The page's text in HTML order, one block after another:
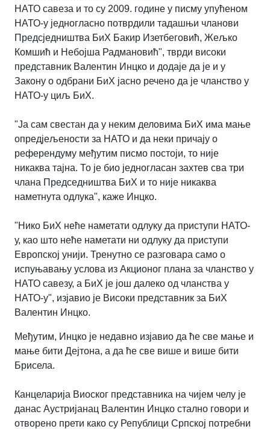
НАТО савеза и то су 2009. године у писму упућеном
НАТО-у једногласно потврдили тадашњи чланови
Предсједништва БиХ Бакир Изетбеговић, Жељко
Комшић и Небојша Радмановић", тврди високи
представник Валентин Инцко и додаје да је и у
Закону о одбрани БиХ јасно речено да је чланство у
НАТО-у циљ БиХ.
"Ја сам свестан да у неким деловима БиХ има мање
опредјељености за НАТО и да неки причају о
референдуму међутим писмо постоји, то није
никаква тајна. То је био једногласан захтев сва три
члана Председништва БиХ и то није никаква
наметнута одлука", каже Инцко.
"Нико БиХ неће наметати одлуку да приступи НАТО-
у, као што неће наметати ни одлуку да приступи
Европској унији. Тренутно се разговара само о
испуњавању услова из Акционог плана за чланство у
НАТО савезу, а БиХ је још далеко од чланства у
НАТО-у", изјавио је Високи представник за БиХ
Валентин Инцко.
Међутим, Инцко је недавно изјавио да ће све мање и
мање бити Дејтона, а да ће све више и више бити
Брисела.
Канцеларија Виоског представника на чијем челу је
данас Аустријанац Валентин Инцко стално говори и
отворено прети како су Републици Српској потребни